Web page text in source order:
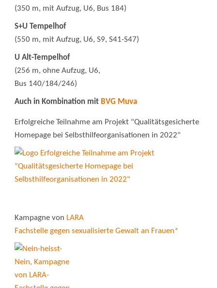
(350 m, mit Aufzug, U6, Bus 184)
S+U Tempelhof
(550 m, mit Aufzug, U6, S9, S41-S47)
U Alt-Tempelhof
(256 m, ohne Aufzug, U6,
Bus 140/184/246)
Auch in Kombination mit BVG Muva
Erfolgreiche Teilnahme am Projekt "Qualitätsgesicherte
Homepage bei Selbsthilfeorganisationen in 2022"
Kampagne von LARA
Fachstelle gegen sexualisierte Gewalt an Frauen*